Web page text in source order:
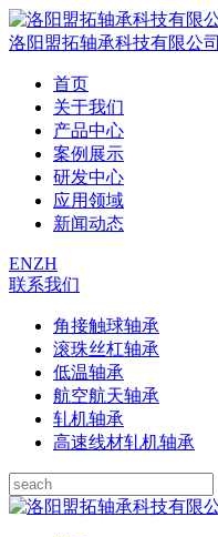
洛阳盟拓轴承科技有限公司
首页
关于我们
产品中心
案例展示
研发中心
应用领域
新闻动态
ENZH
联系我们
角接触球轴承
滚珠丝杠轴承
低温轴承
航空航天轴承
轧机轴承
高速线材轧机轴承